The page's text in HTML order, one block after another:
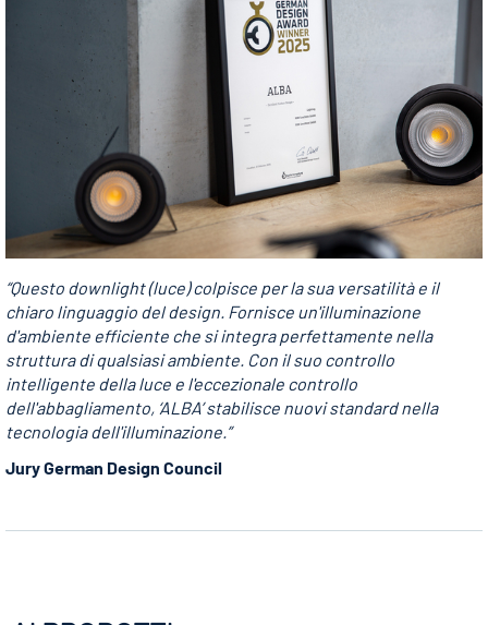
“Questo downlight (luce) colpisce per la sua versatilità e il
chiaro linguaggio del design. Fornisce un'illuminazione
d'ambiente efficiente che si integra perfettamente nella
struttura di qualsiasi ambiente. Con il suo controllo
intelligente della luce e l'eccezionale controllo
dell'abbagliamento, ‘ALBA’ stabilisce nuovi standard nella
tecnologia dell'illuminazione.”
Jury German Design Council